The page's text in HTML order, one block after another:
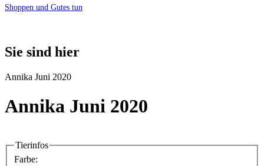
Shoppen und Gutes tun
Sie sind hier
Annika Juni 2020
Annika Juni 2020
Tierinfos
Farbe: